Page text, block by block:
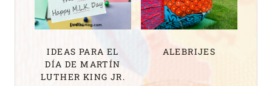
IDEAS PARA EL
DÍA DE MARTÍN
LUTHER KING JR.
ALEBRIJES